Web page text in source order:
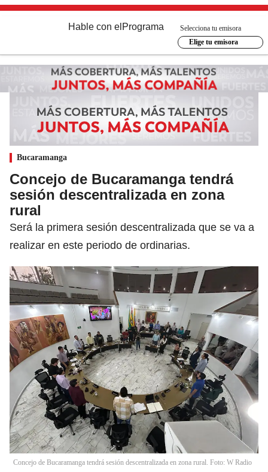
Hable con el Programa
Selecciona tu emisora
Elige tu emisora
Bucaramanga
Concejo de Bucaramanga tendrá
sesión descentralizada en zona
rural
Será la primera sesión descentralizada que se va a
realizar en este periodo de ordinarias.
Concejo de Bucaramanga tendrá sesión descentralizada en zona rural. Foto: W Radio